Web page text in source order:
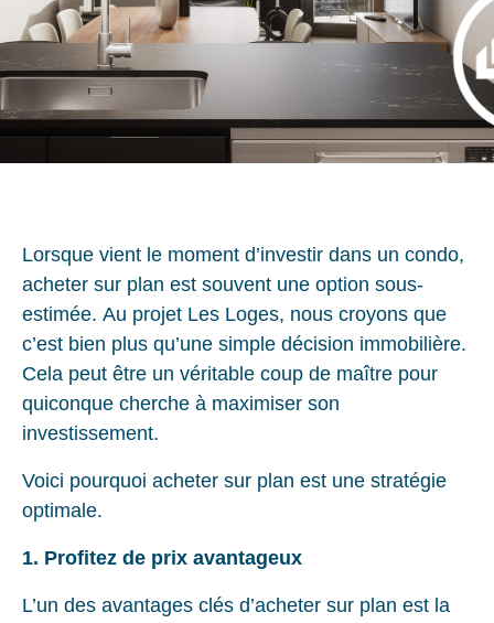
Lorsque vient le moment d’investir dans un condo,
acheter sur plan est souvent une option sous-
estimée. Au projet Les Loges, nous croyons que
c’est bien plus qu’une simple décision immobilière.
Cela peut être un véritable coup de maître pour
quiconque cherche à maximiser son
investissement.
Voici pourquoi acheter sur plan est une stratégie
optimale.
1. Profitez de prix avantageux
L’un des avantages clés d’acheter sur plan est la